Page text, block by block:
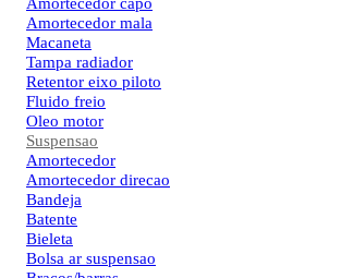
Amortecedor capo
Amortecedor mala
Macaneta
Tampa radiador
Retentor eixo piloto
Fluido freio
Oleo motor
Suspensao
Amortecedor
Amortecedor direcao
Bandeja
Batente
Bieleta
Bolsa ar suspensao